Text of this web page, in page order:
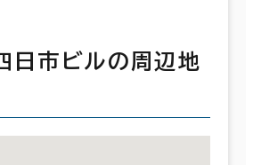
日市ビルの周辺地